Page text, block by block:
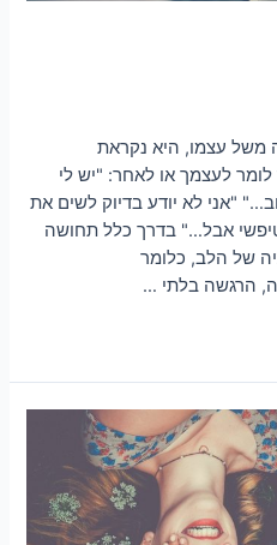
משל עצמו, היא נקראת
לעצמך או לאחר: "יש לי
"אני לא יודע בדיוק לשים את
אבל…" בדרך כלל תחושה
של הלב, כלומר
הרגשה בלתי …